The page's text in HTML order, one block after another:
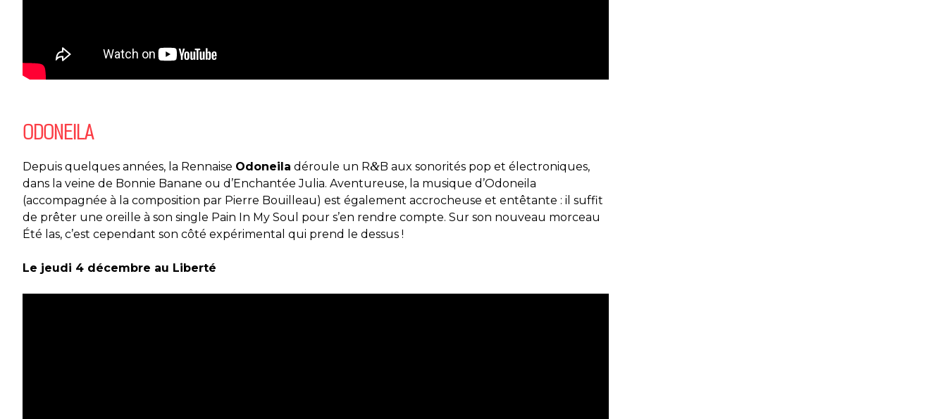
ODONEILA
Depuis quelques années, la Rennaise Odoneila déroule un R&B aux sonorités pop et électroniques,
dans la veine de Bonnie Banane ou d’Enchantée Julia. Aventureuse, la musique d ’Odoneila
(accompagnée à la composition par Pierre Bouilleau) est également accrocheuse et entêtante : il suffit
de prêter une oreille à son single Pain In My Soul pour s’en rendre compte. Sur son nouveau morceau
Été las, c’est cependant son côté expérimental qui prend le dessus !
Le jeudi 4 décembre au Liberté